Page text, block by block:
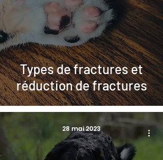
Types de fractures et
réduction de fractures
28 mai 2023